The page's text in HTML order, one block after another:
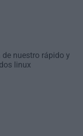
nuestro rápido y
linux